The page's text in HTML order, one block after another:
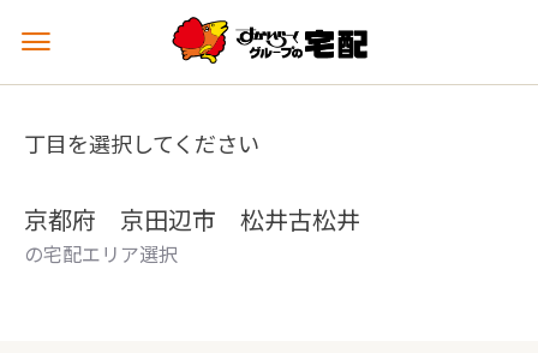
メ
ュ
を
丁目を選択してください
京都府 京田辺市 松井古松井
の宅配エリア選択